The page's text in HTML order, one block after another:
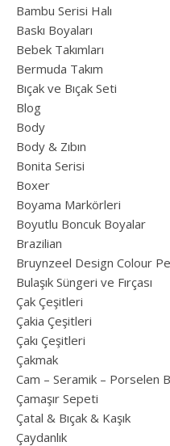
Bambu Serisi Halı
Baskı Boyaları
Bebek Takımları
Bermuda Takım
Bıçak ve Bıçak Seti
Blog
Body
Body & Zıbın
Bonita Serisi
Boxer
Boyama Markörleri
Boyutlu Boncuk Boyalar
Brazilian
Bruynzeel Design Colour
Bulaşık Süngeri ve Fırçası
Çak Çeşitleri
Çakia Çeşitleri
Çakı Çeşitleri
Çakmak
Cam – Seramik – Porselen
Çamaşır Sepeti
Çatal & Bıçak & Kaşık
Çaydanlık